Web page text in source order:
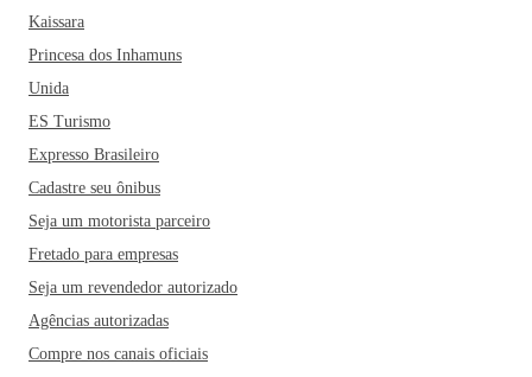
Kaissara
Princesa dos Inhamuns
Unida
ES Turismo
Expresso Brasileiro
Cadastre seu ônibus
Seja um motorista parceiro
Fretado para empresas
Seja um revendedor autorizado
Agências autorizadas
Compre nos canais oficiais